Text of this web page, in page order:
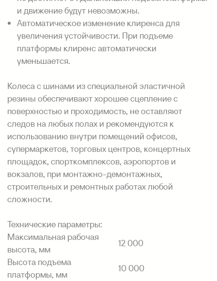
и движение будут невозможны.
Автоматическое изменение клиренса для
увеличения устойчивости. При подъеме
платформы клиренс автоматически
уменьшается.
Колеса с шинами из специальной эластичной
резины обеспечивают хорошее сцепление с
поверхностью и проходимость, не оставляют
следов на любых полах и рекомендуются к
использованию внутри помещений офисов,
супермаркетов, торговых центров, концертных
площадок, спорткомплексов, аэропортов и
вокзалов, при монтажно-демонтажных,
строительных и ремонтных работах любой
сложности.
Технические параметры:
Максимальная рабочая
высота, мм
12 000
Высота подъема
платформы, мм
10 000